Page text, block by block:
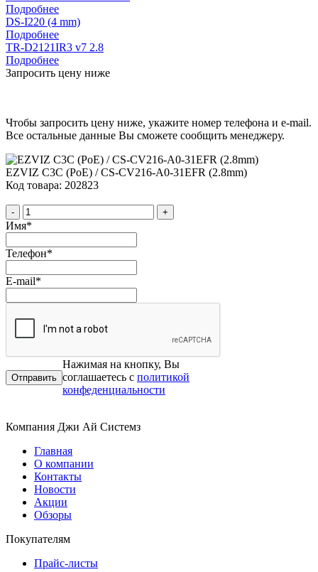
Подробнее
DS-I220 (4 mm)
Подробнее
TR-D2121IR3 v7 2.8
Подробнее
Запросить цену ниже
Чтобы запросить цену ниже, укажите номер телефона и e-mail.
Все остальные данные Вы сможете сообщить менеджеру.
EZVIZ C3C (PoE) / CS-CV216-A0-31EFR (2.8mm)
Код товара: 202823
- +
Имя*
Телефон*
E-mail*
Нажимая на кнопку, Вы
соглашаетесь с политикой
конфеденциальности
Компания Джи Ай Системз
Главная
О компании
Контакты
Новости
Акции
Обзоры
Покупателям
Прайс-листы